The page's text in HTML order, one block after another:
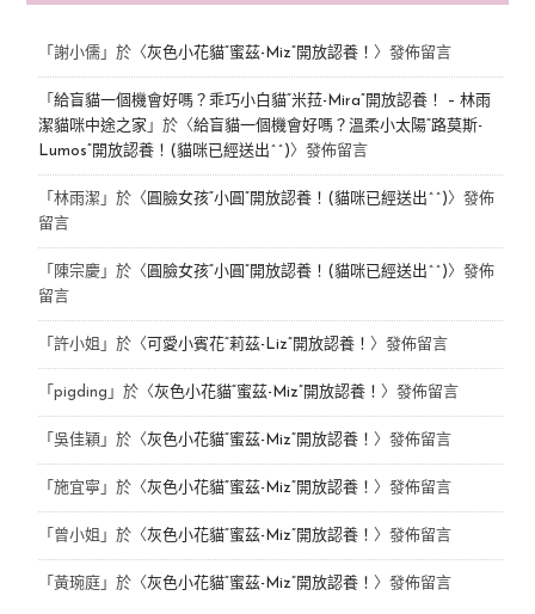
「 謝小儒」於〈灰色小花貓“蜜茲-Miz”開放認養！ 〉發佈留言
「 給盲貓一個機會好嗎？乖巧小白貓“米菈-Mira”開放認養！ – 林雨
潔貓咪中途之家 」於〈給盲貓一個機會好嗎？溫柔小太陽“路莫斯-
Lumos”開放認養！(貓咪已經送出^^)〉發佈留言
「 林雨潔 」於〈 圓臉女孩“小圓”開放認養！(貓咪已經送出^^)〉發佈
留言
「 陳宗慶」於〈 圓臉女孩“小圓”開放認養！(貓咪已經送出^^)〉發佈
留言
「 許小姐 」於〈 可愛小賓花“莉茲-Liz”開放認養！ 〉發佈留言
「 pigding 」於〈灰色小花貓“蜜茲-Miz”開放認養！ 〉發佈留言
「 吳佳穎 」於〈灰色小花貓“蜜茲-Miz”開放認養！ 〉發佈留言
「 施宜寧 」於〈灰色小花貓“蜜茲-Miz”開放認養！ 〉發佈留言
「 曾小姐 」於〈灰色小花貓“蜜茲-Miz”開放認養！ 〉發佈留言
「 黃琬庭」於〈灰色小花貓“蜜茲-Miz”開放認養！ 〉發佈留言